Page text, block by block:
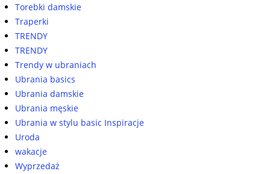
Torebki damskie
Traperki
TRENDY
TRENDY
Trendy w ubraniach
Ubrania basics
Ubrania damskie
Ubrania męskie
Ubrania w stylu basic Inspiracje
Uroda
wakacje
Wyprzedaż